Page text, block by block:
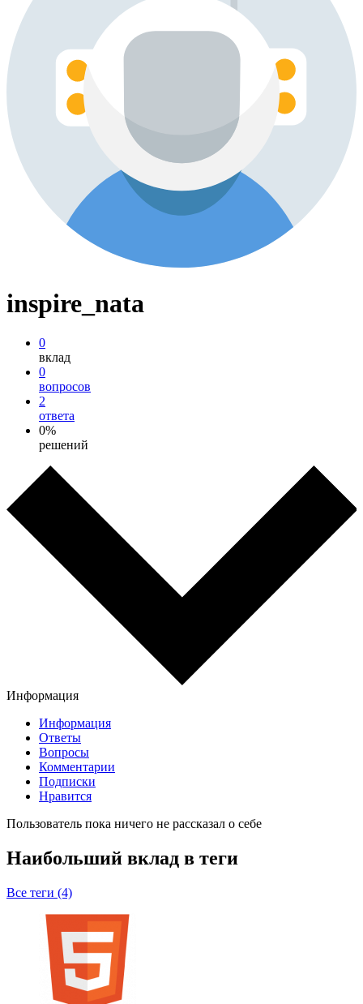
inspire_nata
0
вклад
0
вопросов
2
ответа
0%
решений
Информация
Информация
Ответы
Вопросы
Комментарии
Подписки
Нравится
Пользователь пока ничего не рассказал о себе
Наибольший вклад в теги
Все теги (4)